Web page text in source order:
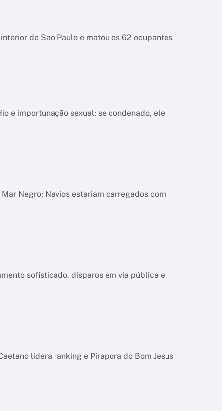
de São Paulo e matou os 62 ocupantes
e importunação sexual; se condenado, ele
Negro; Navios estariam carregados com
sofisticado, disparos em via pública e
lidera ranking e Pirapora do Bom Jesus